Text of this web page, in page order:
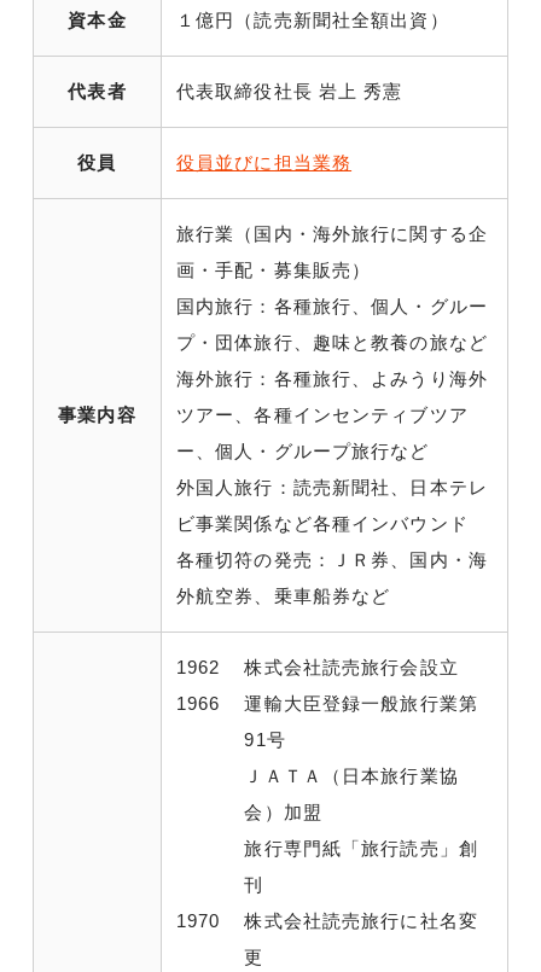
資本金 １億円（読売新聞社全額出資）
代表者 代表取締役社長 岩上 秀憲
役員 役員並びに担当業務
事業内容
旅行業（国内・海外旅行に関する企
画・手配・募集販売）
国内旅行：各種旅行、個人・グルー
プ・団体旅行、趣味と教養の旅など
海外旅行：各種旅行、よみうり海外
ツアー、各種インセンティブツア
ー、個人・グループ旅行など
外国人旅行：読売新聞社、日本テレ
ビ事業関係など各種インバウンド
各種切符の発売：ＪＲ券、国内・海
外航空券、乗車船券など
1962
株式会社読売旅行会設立
1966
運輸大臣登録一般旅行業第
91号
ＪＡＴＡ（日本旅行業協
会）加盟
旅行専門紙「旅行読売」創
刊
1970
株式会社読売旅行に社名変
更